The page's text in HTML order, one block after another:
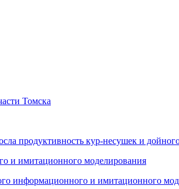
Томска
продуктивность кур-несушек и
информационного и имитационного